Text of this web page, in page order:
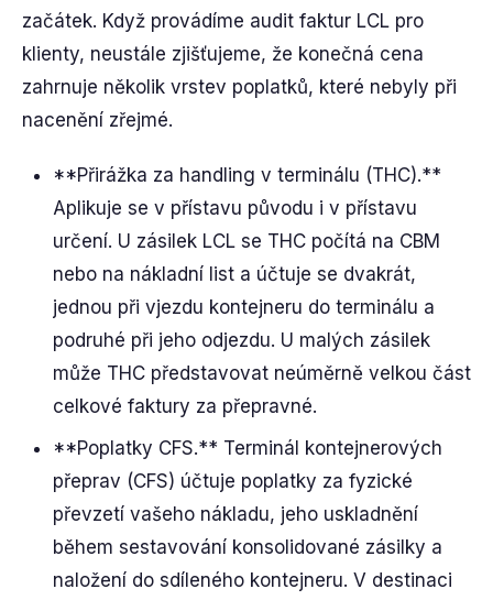
začátek. Když provádíme audit faktur LCL pro
klienty, neustále zjišťujeme, že konečná cena
zahrnuje několik vrstev poplatků, které nebyly při
nacenění zřejmé.
**Přirážka za handling v terminálu (THC).**
Aplikuje se v přístavu původu i v přístavu
určení. U zásilek LCL se THC počítá na CBM
nebo na nákladní list a účtuje se dvakrát,
jednou při vjezdu kontejneru do terminálu a
podruhé při jeho odjezdu. U malých zásilek
může THC představovat neúměrně velkou část
celkové faktury za přepravné.
**Poplatky CFS.** Terminál kontejnerových
přeprav (CFS) účtuje poplatky za fyzické
převzetí vašeho nákladu, jeho uskladnění
během sestavování konsolidované zásilky a
naložení do sdíleného kontejneru. V destinaci